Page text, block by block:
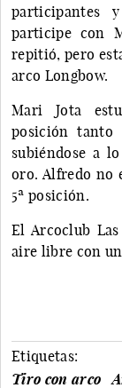
participantes
participe con
repitió, pero
arco Longbow.
Mari Jota
posición tanto
subiéndose a
oro. Alfredo no
5ª posición.
El Arcoclub
aire libre con
Etiquetas:
Tiro con arco